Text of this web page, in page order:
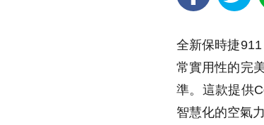
全新保時捷
常實用性的完
準。這款提供
智慧化的空氣